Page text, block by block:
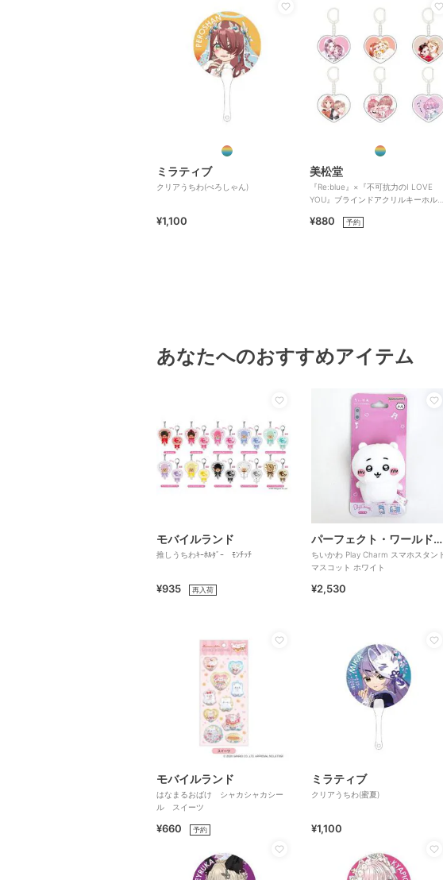
ミラティブ
クリアうちわ(ぺろしゃん)
¥1,100
美松堂
『Re:blue』×『不可抗力のI LOVE
YOU』ブラインドアクリルキーホルダ
¥880 予約
あなたへのおすすめアイテム
モバイルランド
推しうちわｷｰﾎﾙﾀﾞｰ ﾓﾝﾁｯﾁ
¥935 再入荷
パーフェクト・ワールド・トーキョー
ちいかわ Play Charm スマホスタンド
マスコット ホワイト
¥2,530
モバイルランド
はなまるおばけ シャカシャカシー
ル スイーツ
¥660 予約
ミラティブ
クリアうちわ(蜜夏)
¥1,100